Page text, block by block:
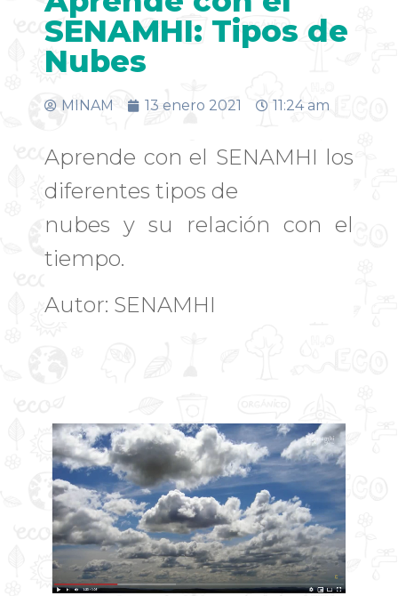
SENAMHI: Tipos de
Nubes
MINAM 13 enero 2021 11:24 am
Aprende con el SENAMHI los
diferentes tipos de
nubes y su relación con el
tiempo.
Autor: SENAMHI